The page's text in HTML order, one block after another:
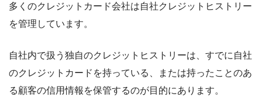
多くのクレジットカード会社は自社クレジットヒストリー
を管理しています。
自社内で扱う独自のクレジットヒストリーは、すでに自社
のクレジットカードを持っている、または持ったことのあ
る顧客の信用情報を保管するのが目的にあります。